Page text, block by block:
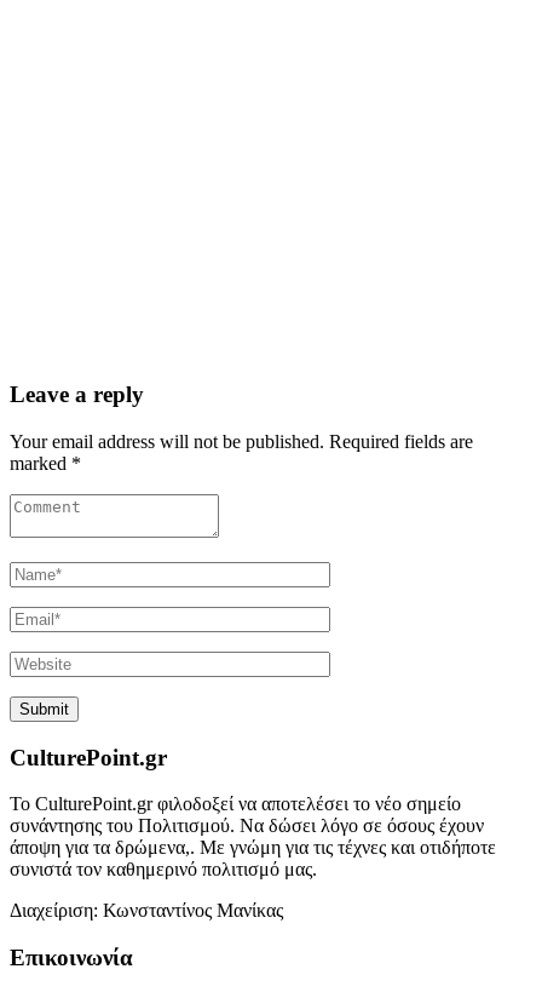
Leave a reply
Your email address will not be published. Required fields are
marked *
CulturePoint.gr
Το CulturePoint.gr φιλοδοξεί να αποτελέσει το νέο σημείο
συνάντησης του Πολιτισμού. Να δώσει λόγο σε όσους έχουν
άποψη για τα δρώμενα,. Με γνώμη για τις τέχνες και οτιδήποτε
συνιστά τον καθημερινό πολιτισμό μας.
Διαχείριση: Κωνσταντίνος Μανίκας
Επικοινωνία